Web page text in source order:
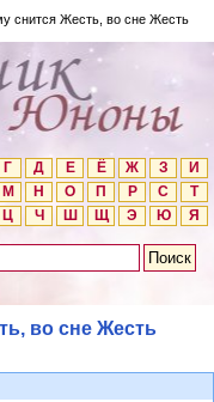
снится Жесть, во сне Жесть
Г Д Е Ё Ж З
И
М Н О П Р С
Т
Ц Ч Ш Щ Э Ю Я
во сне Жесть